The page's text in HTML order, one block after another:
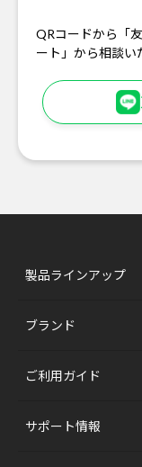
QRコードから「
ート」から相談い
製品ラインアップ
ブランド
ご利用ガイド
サポート情報